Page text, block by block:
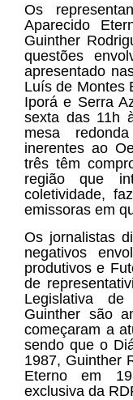
Os
Aparecido
Guinther
questões
apresentado
Luís de Montes
Iporá e Serra
sexta das 11h
mesa
inerentes ao
três têm
região que
coletividade,
emissoras em
Os jornalistas
negativos
produtivos e
de
Legislativa
Guinther são
começaram a
sendo que o
1987, Guinther
Eterno em
exclusiva da